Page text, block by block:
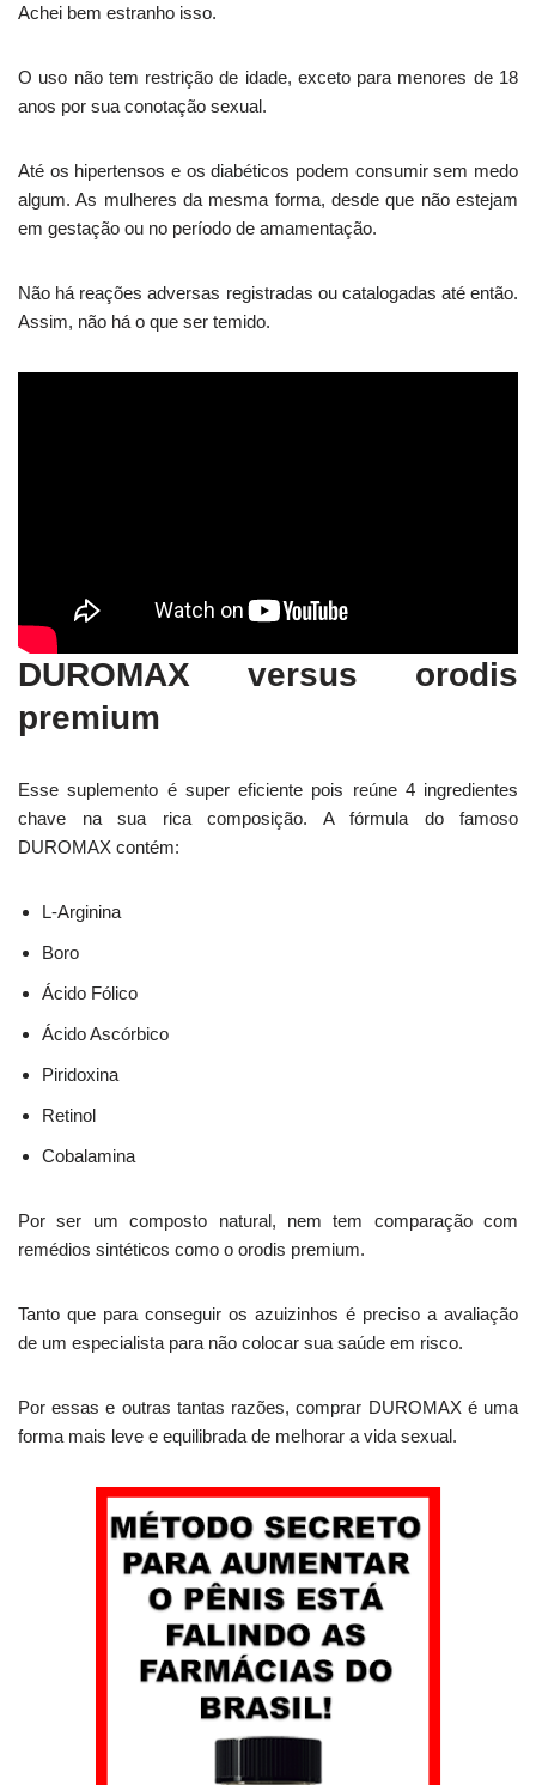
Achei bem estranho isso.
O uso não tem restrição de idade, exceto para menores de 18
anos por sua conotação sexual.
Até os hipertensos e os diabéticos podem consumir sem medo
algum. As mulheres da mesma forma, desde que não estejam
em gestação ou no período de amamentação.
Não há reações adversas registradas ou catalogadas até então.
Assim, não há o que ser temido.
DUROMAX versus orodis
premium
Esse suplemento é super eficiente pois reúne 4 ingredientes
chave na sua rica composição. A fórmula do famoso
DUROMAX contém:
L-Arginina
Boro
Ácido Fólico
Ácido Ascórbico
Piridoxina
Retinol
Cobalamina
Por ser um composto natural, nem tem comparação com
remédios sintéticos como o orodis premium.
Tanto que para conseguir os azuizinhos é preciso a avaliação
de um especialista para não colocar sua saúde em risco.
Por essas e outras tantas razões, comprar DUROMAX é uma
forma mais leve e equilibrada de melhorar a vida sexual.